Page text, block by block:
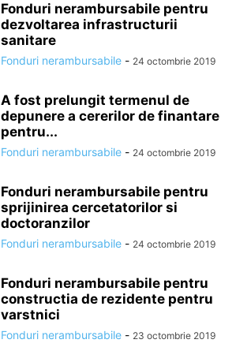
Fonduri nerambursabile pentru
dezvoltarea infrastructurii
sanitare
Fonduri nerambursabile - 24 octombrie 2019
A fost prelungit termenul de
depunere a cererilor de finantare
pentru...
Fonduri nerambursabile - 24 octombrie 2019
Fonduri nerambursabile pentru
sprijinirea cercetatorilor si
doctoranzilor
Fonduri nerambursabile - 24 octombrie 2019
Fonduri nerambursabile pentru
constructia de rezidente pentru
varstnici
Fonduri nerambursabile - 23 octombrie 2019